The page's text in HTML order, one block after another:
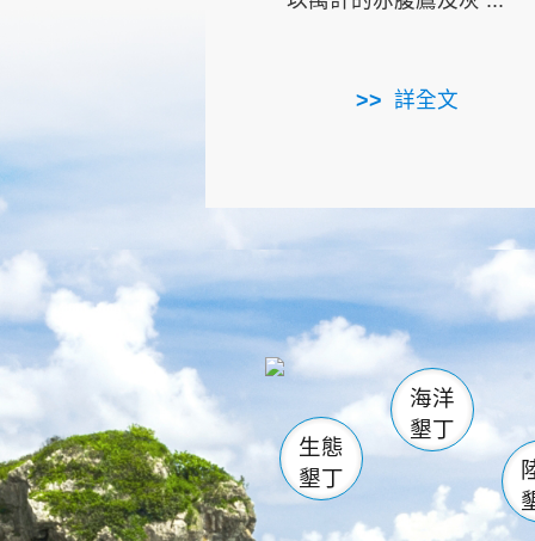
詳全文
龜山 海生館
恆春
龍鑾潭自
瓊麻館
關山
白砂
生態
墾丁
海洋
墾丁